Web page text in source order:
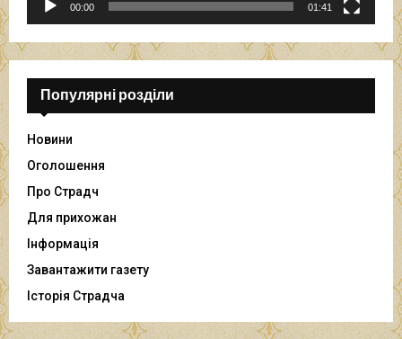
а
в
а
ч
00:00 01:41
Популярні розділи
Новини
Оголошення
Про Страдч
Для прихожан
Інформація
Завантажити газету
Історія Страдча